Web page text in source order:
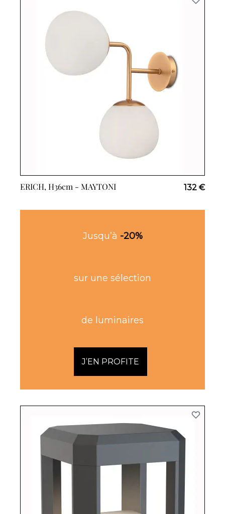
ERICH, H36cm - MAYTONI 132 €
Jusqu’à -20%
sur une sélection
de luminaires
J’EN PROFITE